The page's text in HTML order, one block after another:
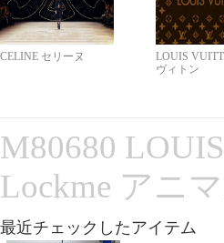
CELINE セリーヌ
LOUIS
ヴィトン
M80680
Lockme アニ
最近チェックしたアイテム